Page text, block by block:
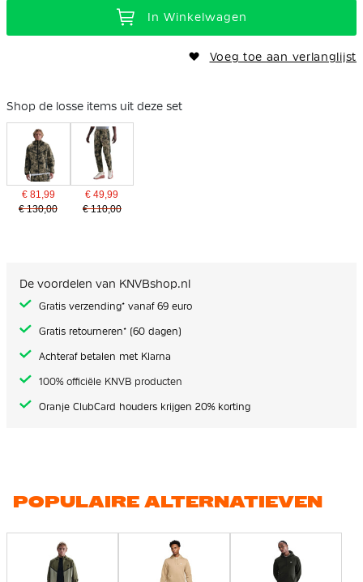
In Winkelwagen
Voeg toe aan verlanglijst
Shop de losse items uit deze set
€ 81,99
€ 130,00
€ 49,99
€ 110,00
De voordelen van KNVBshop.nl
Gratis verzending* vanaf 69 euro
Gratis retourneren* (60 dagen)
Achteraf betalen met Klarna
100% officiële KNVB producten
Oranje ClubCard houders krijgen 20% korting
POPULAIRE ALTERNATIEVEN